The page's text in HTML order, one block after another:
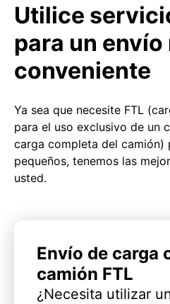
Utilice
para un envío
conveniente
Ya sea que necesite FTL
para el uso exclusivo de un
carga completa del camión)
pequeños, tenemos las
usted.
Envío de carga
camión FTL
¿Necesita utilizar